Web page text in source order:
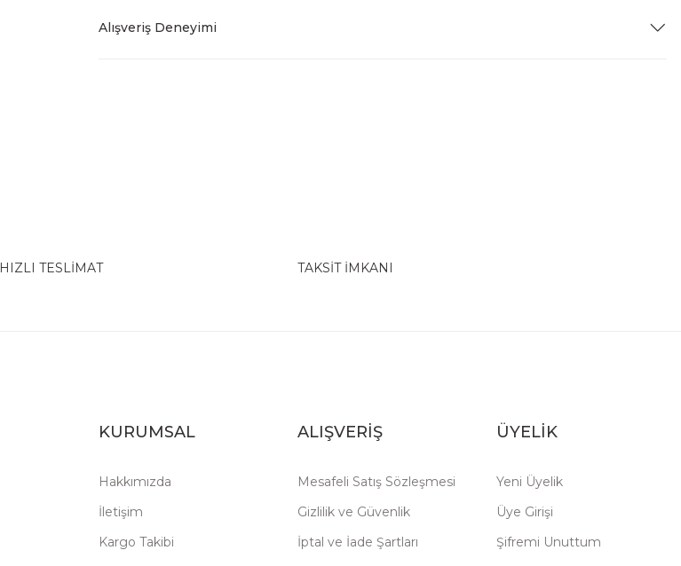
Alışveriş Deneyimi
HIZLI TESLİMAT TAKSİT İMKANI
KURUMSAL
Hakkımızda
İletişim
Kargo Takibi
ALIŞVERİŞ
Mesafeli Satış Sözleşmesi
Gizlilik ve Güvenlik
İptal ve İade Şartları
ÜYELİK
Yeni Üyelik
Üye Girişi
Şifremi Unuttum